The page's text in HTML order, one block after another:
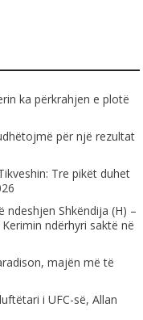
ka përkrahjen e plotë
për një rezultat
Tre pikët duhet
ndeshjen Shkëndija (H) –
ndërhyri saktë në
majën më të
i UFC-së, Allan